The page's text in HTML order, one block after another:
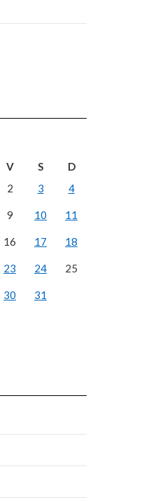
V S
D
2 3 4
9 10 11
16 17 18
23 24 25
30
31